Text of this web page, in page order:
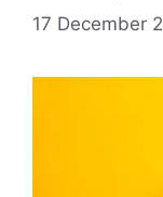
17 December